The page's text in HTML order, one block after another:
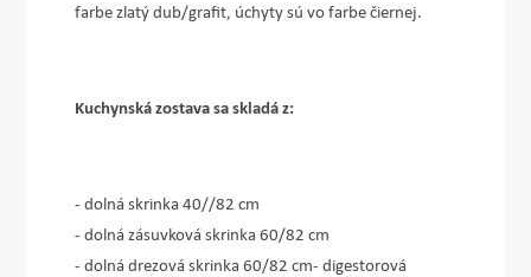
farbe zlatý dub/grafit, úchyty sú vo farbe čiernej.
Kuchynská zostava sa skladá z:
- dolná skrinka 40//82 cm
- dolná zásuvková skrinka 60/82 cm
- dolná drezová skrinka 60/82 cm- digestorová